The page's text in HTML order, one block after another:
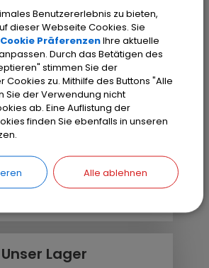
Anreise
Bitte nutzen Sie den
öffentlichen Nahverkehr.
Unser
Mittelaltermarkt
Sie verschiedenste
Händler und Handwerker
Unser Lager
Benutzererlebnis zu bieten,
dieser Webseite Cookies. Sie
Cookie PräferenzenIhre aktuelle
Durch das Betätigen des
stimmen Sie der
Cookies zu. Mithilfe des Buttons "Alle
Sie der Verwendung nicht
ab. Eine Auflistung der
finden Sie ebenfalls in unseren
Alle ablehnen